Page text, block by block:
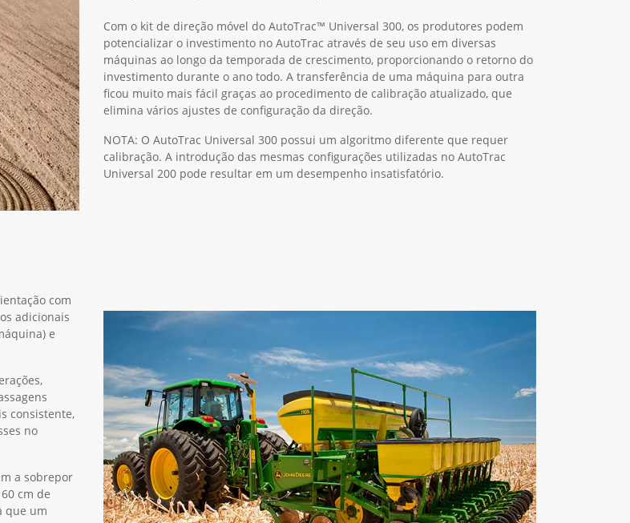
Com o kit de direção móvel do AutoTrac™ Universal 300, os produtores podem
potencializar o investimento no AutoTrac através de seu uso em diversas
máquinas ao longo da temporada de crescimento, proporcionando o retorno do
investimento durante o ano todo. A transferência de uma máquina para outra
ficou muito mais fácil graças ao procedimento de calibração atualizado, que
elimina vários ajustes de configuração da direção.
NOTA: O AutoTrac Universal 300 possui um algoritmo diferente que requer
calibração. A introdução das mesmas configurações utilizadas no AutoTrac
Universal 200 pode resultar em um desempenho insatisfatório.
com
adicionais
e
consistente,
no
a sobrepor
cm de
que um